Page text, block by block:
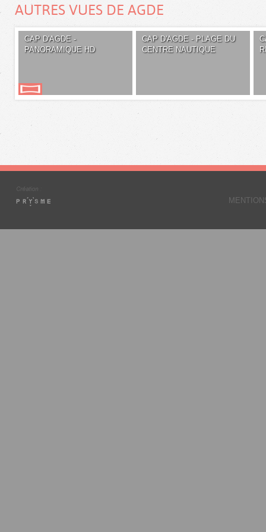
AUTRES VUES DE AGDE
CAP D'AGDE -
PANORAMIQUE HD
CAP D'AGDE - PLAGE DU
CENTRE NAUTIQUE